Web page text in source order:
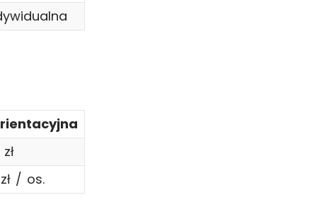
/ os.